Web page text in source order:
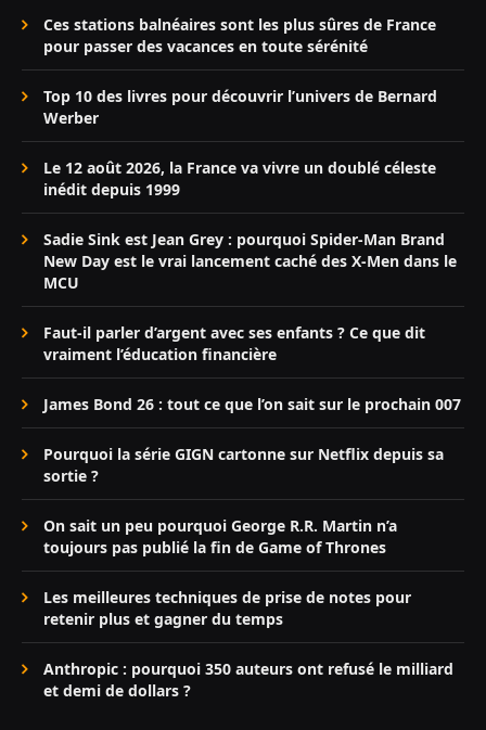
Ces stations balnéaires sont les plus sûres de France
pour passer des vacances en toute sérénité
Top 10 des livres pour découvrir l’univers de Bernard
Werber
Le 12 août 2026, la France va vivre un doublé céleste
inédit depuis 1999
Sadie Sink est Jean Grey : pourquoi Spider-Man Brand
New Day est le vrai lancement caché des X-Men dans le
MCU
Faut-il parler d’argent avec ses enfants ? Ce que dit
vraiment l’éducation financière
James Bond 26 : tout ce que l’on sait sur le prochain 007
Pourquoi la série GIGN cartonne sur Netflix depuis sa
sortie ?
On sait un peu pourquoi George R.R. Martin n’a
toujours pas publié la fin de Game of Thrones
Les meilleures techniques de prise de notes pour
retenir plus et gagner du temps
Anthropic : pourquoi 350 auteurs ont refusé le milliard
et demi de dollars ?